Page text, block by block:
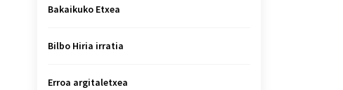
Bakaikuko Etxea
Bilbo Hiria irratia
Erroa argitaletxea